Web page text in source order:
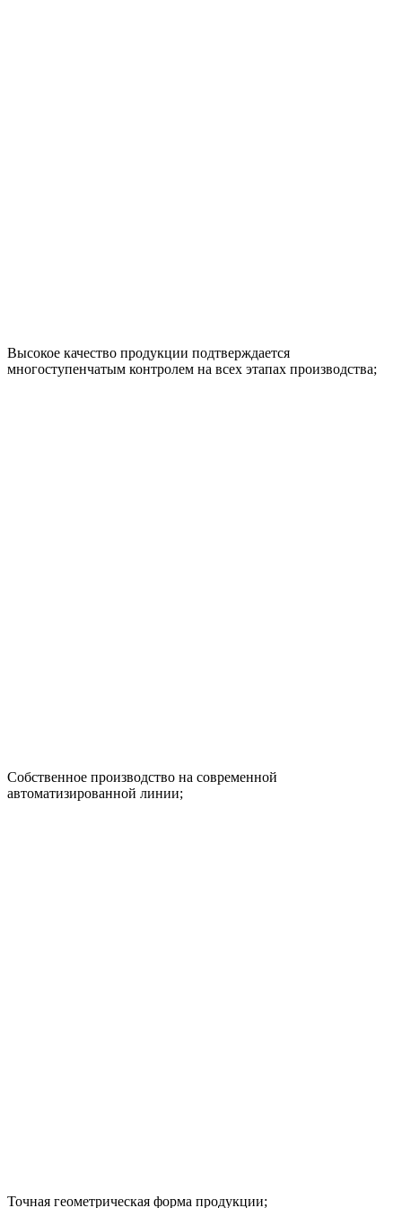
Высокое качество продукции подтверждается
многоступенчатым контролем на всех этапах производства;
Собственное производство на современной
автоматизированной линии;
Точная геометрическая форма продукции;